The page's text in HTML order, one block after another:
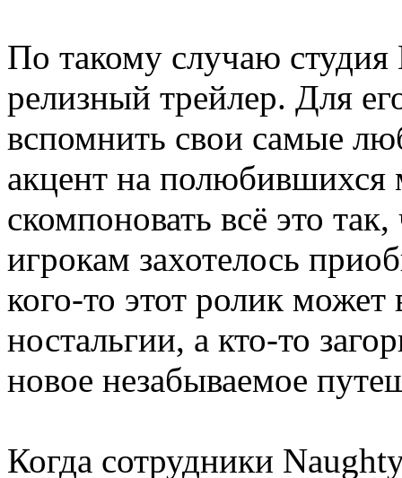
По такому случаю
релизный трейлер. Для
вспомнить свои самые
акцент на полюбившихся
скомпоновать всё это
игрокам захотелось
кого-то этот ролик
ностальгии, а кто-то
новое незабываемое
Когда сотрудники